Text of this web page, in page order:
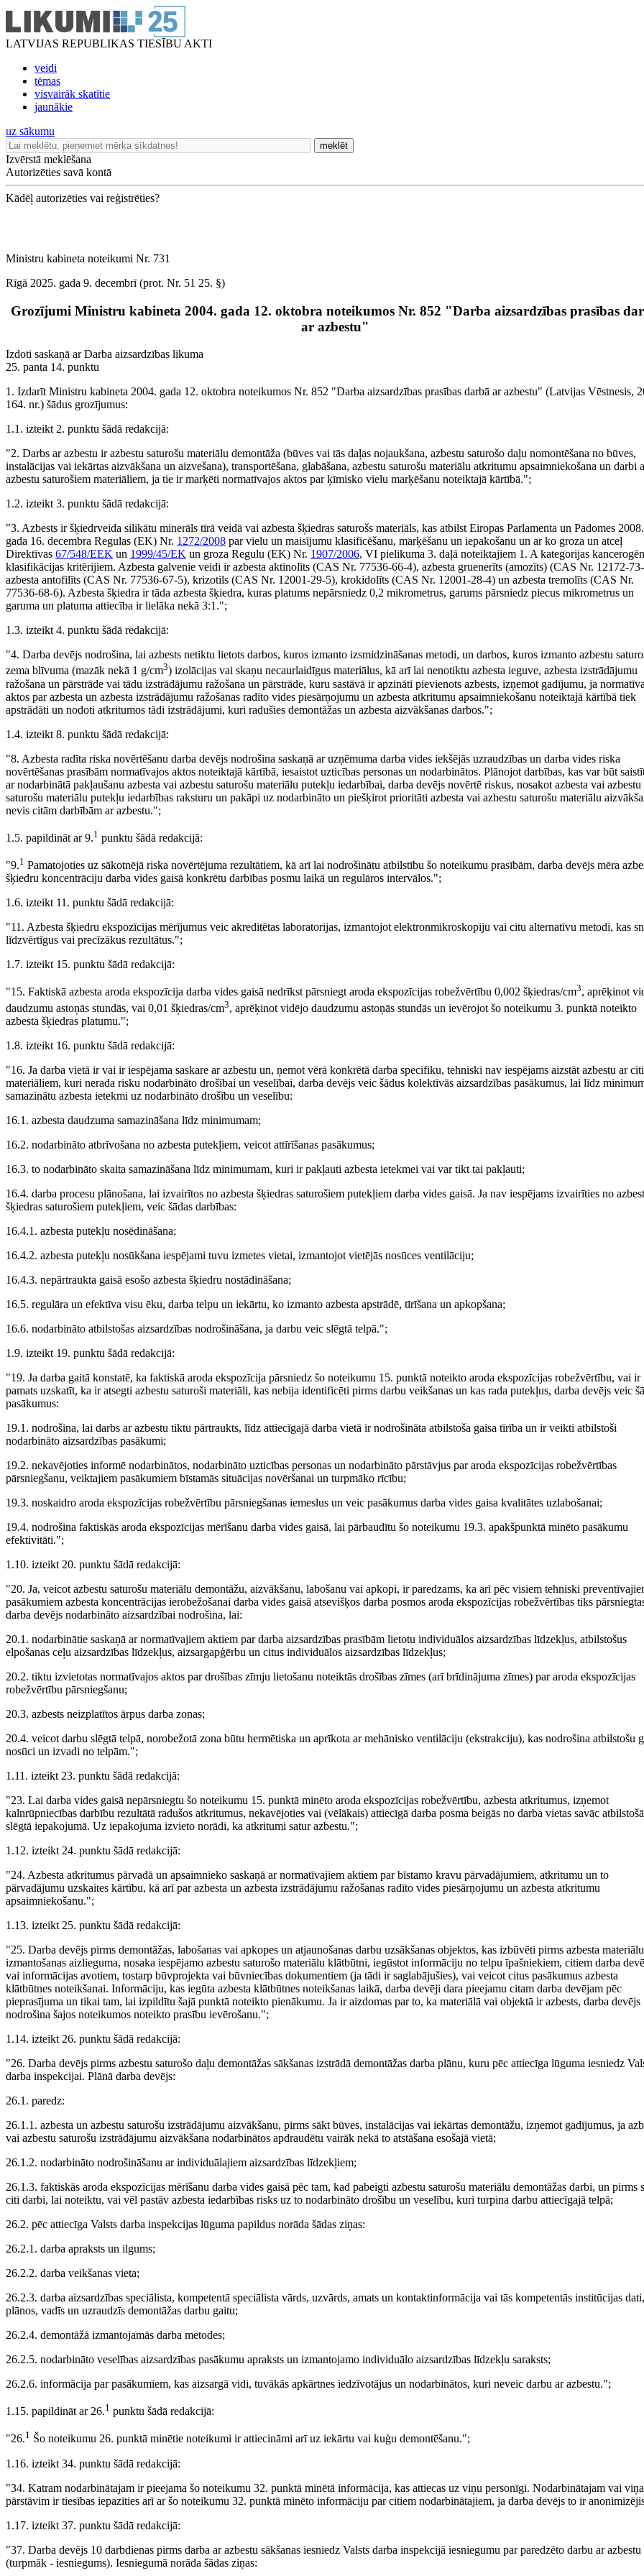
LATVIJAS REPUBLIKAS TIESĪBU AKTI
veidi
tēmas
visvairāk skatītie
jaunākie
uz sākumu
meklēt
Izvērstā meklēšana
Autorizēties savā kontā
Kādēļ autorizēties vai reģistrēties?
Ministru kabineta noteikumi Nr. 731
Rīgā 2025. gada 9. decembrī (prot. Nr. 51 25. §)
Grozījumi Ministru kabineta 2004. gada 12. oktobra noteikumos Nr. 852 "Darba aizsardzības prasības
ar azbestu"
Izdoti saskaņā ar Darba aizsardzības likuma
25. panta 14. punktu
1. Izdarīt Ministru kabineta 2004. gada 12. oktobra noteikumos Nr. 852 "Darba aizsardzības prasības darbā ar azbestu" (Latvijas Vēstnesis,
164. nr.) šādus grozījumus:
1.1. izteikt 2. punktu šādā redakcijā:
"2. Darbs ar azbestu ir azbestu saturošu materiālu demontāža (būves vai tās daļas nojaukšana, azbestu saturošo daļu nomontēšana no būves,
instalācijas vai iekārtas aizvākšana un aizvešana), transportēšana, glabāšana, azbestu saturošu materiālu atkritumu apsaimniekošana un darbi
azbestu saturošiem materiāliem, ja tie ir marķēti normatīvajos aktos par ķīmisko vielu marķēšanu noteiktajā kārtībā.";
1.2. izteikt 3. punktu šādā redakcijā:
"3. Azbests ir šķiedrveida silikātu minerāls tīrā veidā vai azbesta šķiedras saturošs materiāls, kas atbilst Eiropas Parlamenta un Padomes 2008.
gada 16. decembra Regulas (EK) Nr. 1272/2008 par vielu un maisījumu klasificēšanu, marķēšanu un iepakošanu un ar ko groza un atceļ
Direktīvas 67/548/EEK un 1999/45/EK un groza Regulu (EK) Nr. 1907/2006, VI pielikuma 3. daļā noteiktajiem 1. A kategorijas
klasifikācijas kritērijiem. Azbesta galvenie veidi ir azbesta aktinolīts (CAS Nr. 77536-66-4), azbesta gruenerīts (amozīts) (CAS Nr. 12172-
azbesta antofilīts (CAS Nr. 77536-67-5), krizotils (CAS Nr. 12001-29-5), krokidolīts (CAS Nr. 12001-28-4) un azbesta tremolīts (CAS Nr.
77536-68-6). Azbesta šķiedra ir tāda azbesta šķiedra, kuras platums nepārsniedz 0,2 mikrometrus, garums pārsniedz piecus mikrometrus un
garuma un platuma attiecība ir lielāka nekā 3:1.";
1.3. izteikt 4. punktu šādā redakcijā:
"4. Darba devējs nodrošina, lai azbests netiktu lietots darbos, kuros izmanto izsmidzināšanas metodi, un darbos, kuros izmanto azbestu
zema blīvuma (mazāk nekā 1 g/cm3) izolācijas vai skaņu necaurlaidīgus materiālus, kā arī lai nenotiktu azbesta ieguve, azbesta izstrādājumu
ražošana un pārstrāde vai tādu izstrādājumu ražošana un pārstrāde, kuru sastāvā ir apzināti pievienots azbests, izņemot gadījumu, ja
aktos par azbesta un azbesta izstrādājumu ražošanas radīto vides piesārņojumu un azbesta atkritumu apsaimniekošanu noteiktajā kārtībā tiek
apstrādāti un nodoti atkritumos tādi izstrādājumi, kuri radušies demontāžas un azbesta aizvākšanas darbos.";
1.4. izteikt 8. punktu šādā redakcijā:
"8. Azbesta radīta riska novērtēšanu darba devējs nodrošina saskaņā ar uzņēmuma darba vides iekšējās uzraudzības un darba vides riska
novērtēšanas prasībām normatīvajos aktos noteiktajā kārtībā, iesaistot uzticības personas un nodarbinātos. Plānojot darbības, kas var būt
ar nodarbinātā pakļaušanu azbesta vai azbestu saturošu materiālu putekļu iedarbībai, darba devējs novērtē riskus, nosakot azbesta vai azbestu
saturošu materiālu putekļu iedarbības raksturu un pakāpi uz nodarbināto un piešķirot prioritāti azbesta vai azbestu saturošu materiālu
nevis citām darbībām ar azbestu.";
1.5. papildināt ar 9.1 punktu šādā redakcijā:
"9.1 Pamatojoties uz sākotnējā riska novērtējuma rezultātiem, kā arī lai nodrošinātu atbilstību šo noteikumu prasībām, darba devējs mēra
šķiedru koncentrāciju darba vides gaisā konkrētu darbības posmu laikā un regulāros intervālos.";
1.6. izteikt 11. punktu šādā redakcijā:
"11. Azbesta šķiedru ekspozīcijas mērījumus veic akreditētas laboratorijas, izmantojot elektronmikroskopiju vai citu alternatīvu metodi, kas
līdzvērtīgus vai precīzākus rezultātus.";
1.7. izteikt 15. punktu šādā redakcijā:
"15. Faktiskā azbesta aroda ekspozīcija darba vides gaisā nedrīkst pārsniegt aroda ekspozīcijas robežvērtību 0,002 šķiedras/cm3, aprēķinot
daudzumu astoņās stundās, vai 0,01 šķiedras/cm3, aprēķinot vidējo daudzumu astoņās stundās un ievērojot šo noteikumu 3. punktā noteikto
azbesta šķiedras platumu.";
1.8. izteikt 16. punktu šādā redakcijā:
"16. Ja darba vietā ir vai ir iespējama saskare ar azbestu un, ņemot vērā konkrētā darba specifiku, tehniski nav iespējams aizstāt azbestu ar
materiāliem, kuri nerada risku nodarbināto drošībai un veselībai, darba devējs veic šādus kolektīvās aizsardzības pasākumus, lai līdz
samazinātu azbesta ietekmi uz nodarbināto drošību un veselību:
16.1. azbesta daudzuma samazināšana līdz minimumam;
16.2. nodarbināto atbrīvošana no azbesta putekļiem, veicot attīrīšanas pasākumus;
16.3. to nodarbināto skaita samazināšana līdz minimumam, kuri ir pakļauti azbesta ietekmei vai var tikt tai pakļauti;
16.4. darba procesu plānošana, lai izvairītos no azbesta šķiedras saturošiem putekļiem darba vides gaisā. Ja nav iespējams izvairīties no
šķiedras saturošiem putekļiem, veic šādas darbības:
16.4.1. azbesta putekļu nosēdināšana;
16.4.2. azbesta putekļu nosūkšana iespējami tuvu izmetes vietai, izmantojot vietējās nosūces ventilāciju;
16.4.3. nepārtraukta gaisā esošo azbesta šķiedru nostādināšana;
16.5. regulāra un efektīva visu ēku, darba telpu un iekārtu, ko izmanto azbesta apstrādē, tīrīšana un apkopšana;
16.6. nodarbināto atbilstošas aizsardzības nodrošināšana, ja darbu veic slēgtā telpā.";
1.9. izteikt 19. punktu šādā redakcijā:
"19. Ja darba gaitā konstatē, ka faktiskā aroda ekspozīcija pārsniedz šo noteikumu 15. punktā noteikto aroda ekspozīcijas robežvērtību, vai ir
pamats uzskatīt, ka ir atsegti azbestu saturoši materiāli, kas nebija identificēti pirms darbu veikšanas un kas rada putekļus, darba devējs veic
pasākumus:
19.1. nodrošina, lai darbs ar azbestu tiktu pārtraukts, līdz attiecīgajā darba vietā ir nodrošināta atbilstoša gaisa tīrība un ir veikti atbilstoši
nodarbināto aizsardzības pasākumi;
19.2. nekavējoties informē nodarbinātos, nodarbināto uzticības personas un nodarbināto pārstāvjus par aroda ekspozīcijas robežvērtības
pārsniegšanu, veiktajiem pasākumiem bīstamās situācijas novēršanai un turpmāko rīcību;
19.3. noskaidro aroda ekspozīcijas robežvērtību pārsniegšanas iemeslus un veic pasākumus darba vides gaisa kvalitātes uzlabošanai;
19.4. nodrošina faktiskās aroda ekspozīcijas mērīšanu darba vides gaisā, lai pārbaudītu šo noteikumu 19.3. apakšpunktā minēto pasākumu
efektivitāti.";
1.10. izteikt 20. punktu šādā redakcijā:
"20. Ja, veicot azbestu saturošu materiālu demontāžu, aizvākšanu, labošanu vai apkopi, ir paredzams, ka arī pēc visiem tehniski
pasākumiem azbesta koncentrācijas ierobežošanai darba vides gaisā atsevišķos darba posmos aroda ekspozīcijas robežvērtības tiks
darba devējs nodarbināto aizsardzībai nodrošina, lai:
20.1. nodarbinātie saskaņā ar normatīvajiem aktiem par darba aizsardzības prasībām lietotu individuālos aizsardzības līdzekļus, atbilstošus
elpošanas ceļu aizsardzības līdzekļus, aizsargapģērbu un citus individuālos aizsardzības līdzekļus;
20.2. tiktu izvietotas normatīvajos aktos par drošības zīmju lietošanu noteiktās drošības zīmes (arī brīdinājuma zīmes) par aroda ekspozīcijas
robežvērtību pārsniegšanu;
20.3. azbests neizplatītos ārpus darba zonas;
20.4. veicot darbu slēgtā telpā, norobežotā zona būtu hermētiska un aprīkota ar mehānisko ventilāciju (ekstrakciju), kas nodrošina atbilstošu
nosūci un izvadi no telpām.";
1.11. izteikt 23. punktu šādā redakcijā:
"23. Lai darba vides gaisā nepārsniegtu šo noteikumu 15. punktā minēto aroda ekspozīcijas robežvērtību, azbesta atkritumus, izņemot
kalnrūpniecības darbību rezultātā radušos atkritumus, nekavējoties vai (vēlākais) attiecīgā darba posma beigās no darba vietas savāc
slēgtā iepakojumā. Uz iepakojuma izvieto norādi, ka atkritumi satur azbestu.";
1.12. izteikt 24. punktu šādā redakcijā:
"24. Azbesta atkritumus pārvadā un apsaimnieko saskaņā ar normatīvajiem aktiem par bīstamo kravu pārvadājumiem, atkritumu un to
pārvadājumu uzskaites kārtību, kā arī par azbesta un azbesta izstrādājumu ražošanas radīto vides piesārņojumu un azbesta atkritumu
apsaimniekošanu.";
1.13. izteikt 25. punktu šādā redakcijā:
"25. Darba devējs pirms demontāžas, labošanas vai apkopes un atjaunošanas darbu uzsākšanas objektos, kas izbūvēti pirms azbesta materiālu
izmantošanas aizlieguma, nosaka iespējamo azbestu saturošo materiālu klātbūtni, iegūstot informāciju no telpu īpašniekiem, citiem darba
vai informācijas avotiem, tostarp būvprojekta vai būvniecības dokumentiem (ja tādi ir saglabājušies), vai veicot citus pasākumus azbesta
klātbūtnes noteikšanai. Informāciju, kas iegūta azbesta klātbūtnes noteikšanas laikā, darba devēji dara pieejamu citam darba devējam pēc
pieprasījuma un tikai tam, lai izpildītu šajā punktā noteikto pienākumu. Ja ir aizdomas par to, ka materiālā vai objektā ir azbests, darba devējs
nodrošina šajos noteikumos noteikto prasību ievērošanu.";
1.14. izteikt 26. punktu šādā redakcijā:
"26. Darba devējs pirms azbestu saturošo daļu demontāžas sākšanas izstrādā demontāžas darba plānu, kuru pēc attiecīga lūguma iesniedz
darba inspekcijai. Plānā darba devējs:
26.1. paredz:
26.1.1. azbesta un azbestu saturošu izstrādājumu aizvākšanu, pirms sākt būves, instalācijas vai iekārtas demontāžu, izņemot gadījumus, ja
vai azbestu saturošu izstrādājumu aizvākšana nodarbinātos apdraudētu vairāk nekā to atstāšana esošajā vietā;
26.1.2. nodarbināto nodrošināšanu ar individuālajiem aizsardzības līdzekļiem;
26.1.3. faktiskās aroda ekspozīcijas mērīšanu darba vides gaisā pēc tam, kad pabeigti azbestu saturošu materiālu demontāžas darbi, un pirms
citi darbi, lai noteiktu, vai vēl pastāv azbesta iedarbības risks uz to nodarbināto drošību un veselību, kuri turpina darbu attiecīgajā telpā;
26.2. pēc attiecīga Valsts darba inspekcijas lūguma papildus norāda šādas ziņas:
26.2.1. darba apraksts un ilgums;
26.2.2. darba veikšanas vieta;
26.2.3. darba aizsardzības speciālista, kompetentā speciālista vārds, uzvārds, amats un kontaktinformācija vai tās kompetentās institūcijas
plānos, vadīs un uzraudzīs demontāžas darbu gaitu;
26.2.4. demontāžā izmantojamās darba metodes;
26.2.5. nodarbināto veselības aizsardzības pasākumu apraksts un izmantojamo individuālo aizsardzības līdzekļu saraksts;
26.2.6. informācija par pasākumiem, kas aizsargā vidi, tuvākās apkārtnes iedzīvotājus un nodarbinātos, kuri neveic darbu ar azbestu.";
1.15. papildināt ar 26.1 punktu šādā redakcijā:
"26.1 Šo noteikumu 26. punktā minētie noteikumi ir attiecināmi arī uz iekārtu vai kuģu demontēšanu.";
1.16. izteikt 34. punktu šādā redakcijā:
"34. Katram nodarbinātajam ir pieejama šo noteikumu 32. punktā minētā informācija, kas attiecas uz viņu personīgi. Nodarbinātajam vai viņa
pārstāvim ir tiesības iepazīties arī ar šo noteikumu 32. punktā minēto informāciju par citiem nodarbinātajiem, ja darba devējs to ir
1.17. izteikt 37. punktu šādā redakcijā:
"37. Darba devējs 10 darbdienas pirms darba ar azbestu sākšanas iesniedz Valsts darba inspekcijā iesniegumu par paredzēto darbu ar azbestu
(turpmāk - iesniegums). Iesniegumā norāda šādas ziņas: